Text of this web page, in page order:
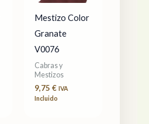
Mestizo Color
Granate
V0076
Cabras y
Mestizos
9,75 € IVA
Incluido